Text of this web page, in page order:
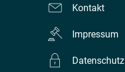
Kontakt
Impressum
Datenschutz